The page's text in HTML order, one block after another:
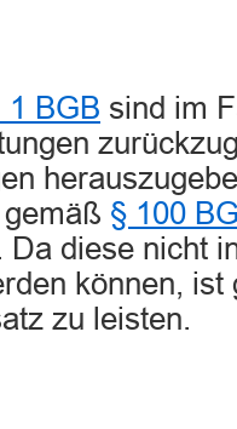
1 BGB sind im
§ 100
Da diese nicht
können,
zu leisten.